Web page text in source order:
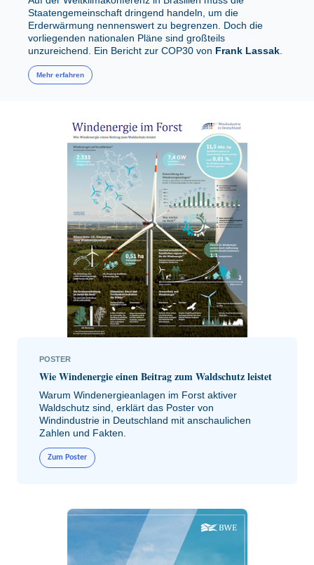
Staatengemeinschaft dringend handeln, um die
Erderwärmung nennenswert zu begrenzen. Doch die
vorliegenden nationalen Pläne sind großteils
unzureichend. Ein Bericht zur COP30 von Frank Lassak
Mehr erfahren
POSTER
Wie Windenergie einen Beitrag zum Waldschutz leistet
Warum Windenergieanlagen im Forst aktiver
Waldschutz sind, erklärt das Poster von
Windindustrie in Deutschland mit anschaulichen
Zahlen und Fakten.
Zum Poster